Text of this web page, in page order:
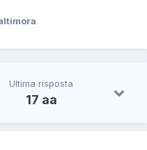
Ultima risposta
17 aa